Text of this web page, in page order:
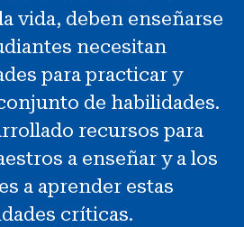
a estudiantes de NHD
®
vida, deben enseñarse
necesitan
para practicar y
de habilidades.
recursos para
a enseñar y a los
a aprender estas
críticas.